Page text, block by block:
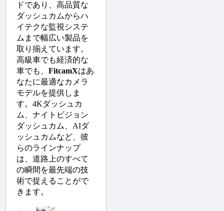
ドであり、高品質な
ダッシュカムからハ
イテクな監視システ
ムまで幅広い製品を
取り揃えています。
高級車でも経済的な
車でも、 FitcamXはあ
なたに最適なカメラ
モデルを提供しま
す。4Kダッシュカ
ム、ナイトビジョン
ダッシュカム、AIダ
ッシュカムなど、彼
らのラインナップ
は、道路上のすべて
の瞬間を最先端の技
術で捉えることがで
きます。